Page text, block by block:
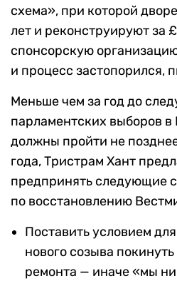
схема», при которой
лет и реконструируют за
спонсорскую
и процесс застопорился,
Меньше чем за год до
парламентских выборов
должны пройти не
года, Тристрам Хант
предпринять следующие
по восстановлению
Поставить условием
нового созыва
ремонта — иначе «мы